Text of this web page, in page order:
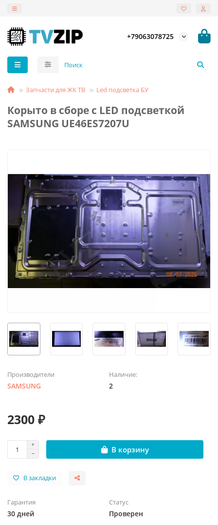
+79063078725
Запчасти для ЖК ТВ Led подсветка БУ
Корыто в сборе с LED подсветкой
SAMSUNG UE46ES7207U
Производители
SAMSUNG
Наличие:
2
2300 ₽
В корзину
В закладки
Гарантия
30 дней
Статус
Проверен